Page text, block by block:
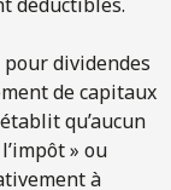
dividendes
de capitaux
qu’aucun
» ou
à